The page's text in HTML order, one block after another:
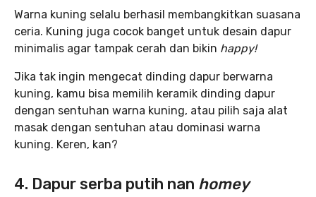
Warna kuning selalu berhasil membangkitkan suasana
ceria. Kuning juga cocok banget untuk desain dapur
minimalis agar tampak cerah dan bikin happy!
Jika tak ingin mengecat dinding dapur berwarna
kuning, kamu bisa memilih keramik dinding dapur
dengan sentuhan warna kuning, atau pilih saja alat
masak dengan sentuhan atau dominasi warna
kuning. Keren, kan?
4. Dapur serba putih nan homey